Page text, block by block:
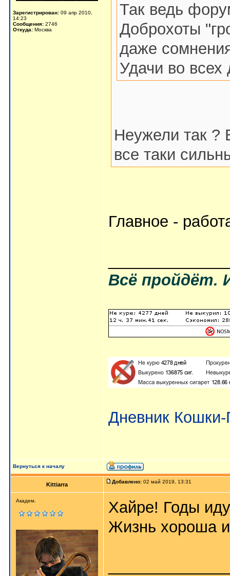
Зарегистрирован: 09 апр 2010,
14:23
Сообщения: 2746
Откуда: Москва
Так ведь
Доброхоты
даже
Удачи во всех
Неужели так ?
все таки
Главное -
Всё пройдёт.
Дневник
Вернуться к началу
Kittiarra Добавлено: 02 май 2019, 13:31
Академ.
Хайре! Годы
Жизнь хороша